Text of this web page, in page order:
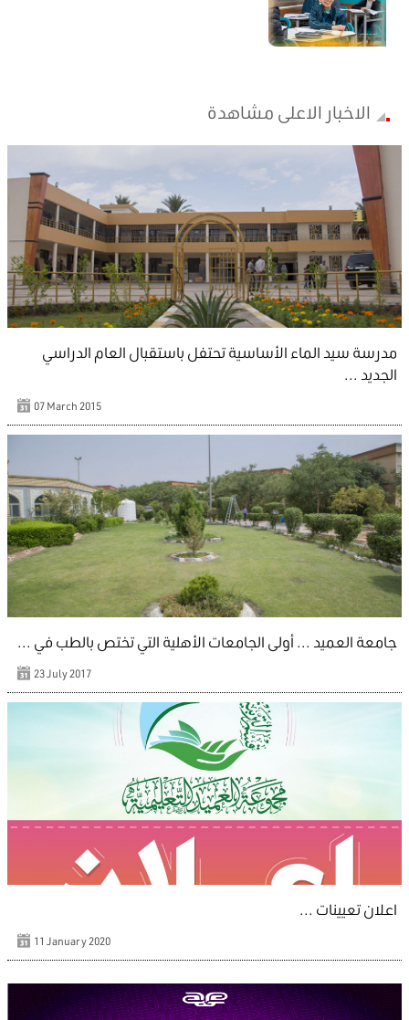
الاخبار الاعلى مشاهدة
مدرسة سيد الماء الأساسية تحتفل باستقبال العام الدراسي
الجديد ...
07 March 2015
جامعة العميد ... أولى الجامعات الأهلية التي تختص بالطب في ...
23 July 2017
اعلان تعيينات ...
11 January 2020